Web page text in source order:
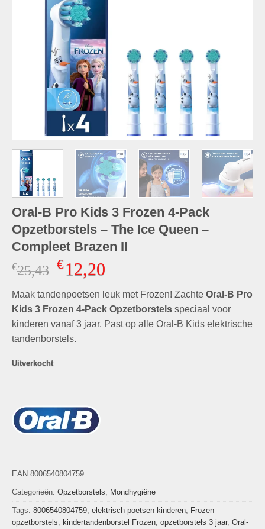
Oral-B Pro Kids 3 Frozen 4-Pack
Opzetborstels – The Ice Queen –
Compleet Brazen II
€25,43 Oorspronkelijke
was:
€25,43.
€12,20Huidige
is:
€12,20.
Maak tandenpoetsen leuk met Frozen! Zachte Oral-B Pro
Kids 3 Frozen 4-Pack Opzetborstels speciaal voor
kinderen vanaf 3 jaar. Past op alle Oral-B Kids elektrische
tandenborstels.
Uitverkocht
EAN 8006540804759
Categorieën: Opzetborstels, Mondhygiëne
Tags: 8006540804759, elektrisch poetsen kinderen, Frozen
opzetborstels, kindertandenborstel Frozen, opzetborstels 3 jaar, Oral-